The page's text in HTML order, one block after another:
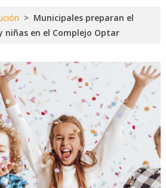
> Municipales preparan el
niñas en el Complejo Optar